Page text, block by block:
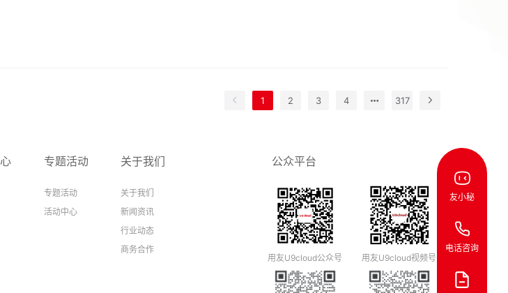
1 2 3 4 317
专题活动
专题活动
活动中心
关于我们
关于我们
新闻资讯
行业动态
商务合作
公众平台
用友U9cloud公众号 用友U9cloud视频号
友小秘
电话咨询